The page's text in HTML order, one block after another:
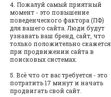
4. Пожалуй самый приятный
момент - это повышение
поведенческого фактора (ПФ)
для вашего сайта. Люди будут
узнавать ваш бренд, сайт, что
только положительно скажется
при продвижении сайта в
поисковых системах.
5. Всё что от вас требуется - это
потратить 17 минут и начать
продвигать свой сайт.